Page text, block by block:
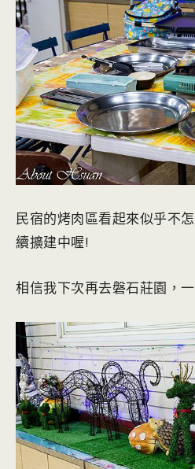
民宿的烤肉區看起來似乎不
續擴建中喔!
相信我下次再去磐石莊園，